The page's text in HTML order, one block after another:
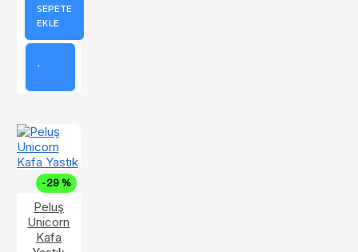
SEPETE
EKLE
-29 %
Peluş
Unicorn
Kafa